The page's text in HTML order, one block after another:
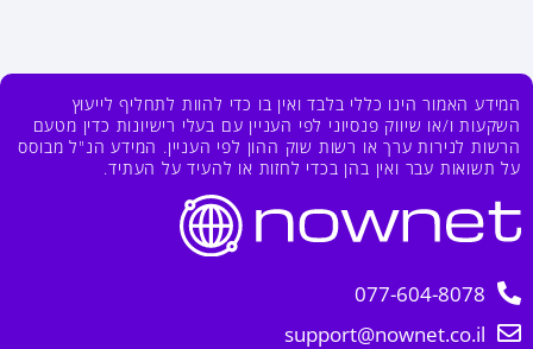
המידע האמור הינו כללי בלבד ואין בו כדי להוות לתחליף לייעוץ
השקעות ו/או שיווק פנסיוני לפי העניין עם בעלי רישיונות כדין מטעם
הרשות לנירות ערך או רשות שוק ההון לפי העניין. המידע הנ"ל מבוסס
על תשואות עבר ואין בהן בכדי לחזות או להעיד על העתיד.
077-604-8078
support@nownet.co.il